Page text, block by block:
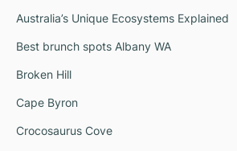
Australia’s Unique Ecosystems Explained
Best brunch spots Albany WA
Broken Hill
Cape Byron
Crocosaurus Cove